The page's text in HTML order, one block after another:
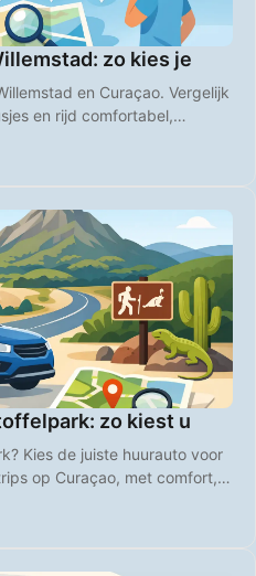
zo kies je
en Curaçao. Vergelijk
en rijd comfortabel,
zo kiest u
Kies de juiste huurauto voor
op Curaçao, met comfort,